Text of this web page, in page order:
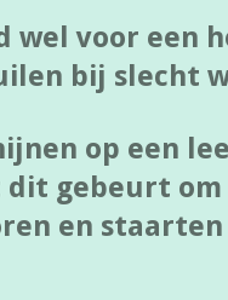
wel voor een
bij slecht
op een
dit gebeurt om
en